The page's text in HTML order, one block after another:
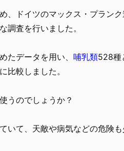
、ドイツのマックス・プラン
調査を行いました。
たデータを用い、 哺乳類528種
比較しました。
うのでしょうか？
いて、天敵や病気などの危険